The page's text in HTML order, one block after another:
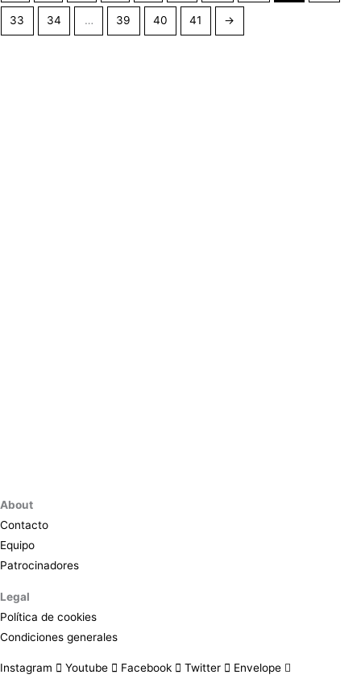
33 34 … 39 40 41 →
About
Contacto
Equipo
Patrocinadores
Legal
Política de cookies
Condiciones generales
Instagram Youtube Facebook Twitter
Envelope